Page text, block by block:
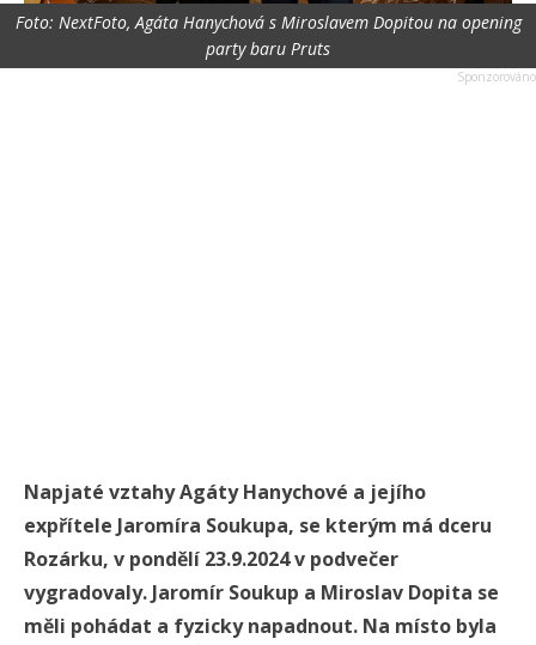
Foto: NextFoto, Agáta Hanychová s Miroslavem Dopitou na opening
party baru Pruts
Napjaté vztahy Agáty Hanychové a jejího
expřítele Jaromíra Soukupa, se kterým má dceru
Rozárku, v pondělí 23.9.2024 v podvečer
vygradovaly. Jaromír Soukup a Miroslav Dopita se
měli pohádat a fyzicky napadnout. Na místo byla